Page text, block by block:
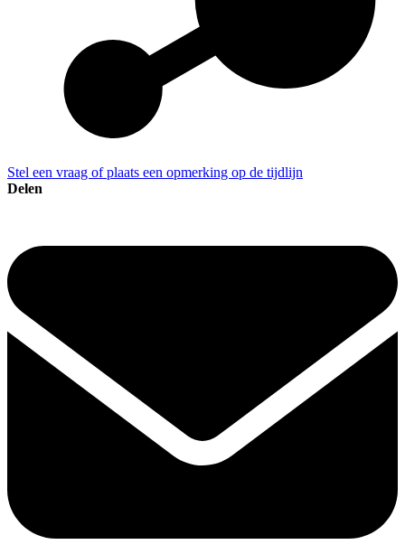
Stel een vraag of plaats een opmerking op de tijdlijn
Delen